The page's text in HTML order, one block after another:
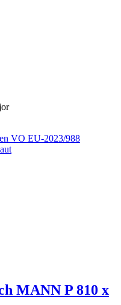
VO EU-2023/988
MANN P 810 x